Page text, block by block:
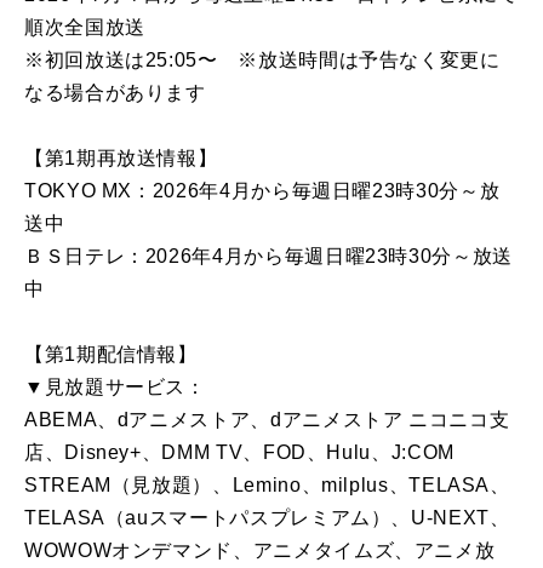
順次全国放送
※初回放送は25:05〜 ※放送時間は予告なく変更に
なる場合があります
【第1期再放送情報】
TOKYO MX：2026年4月から毎週日曜23時30分～放
送中
ＢＳ日テレ：2026年4月から毎週日曜23時30分～放送
中
【第1期配信情報】
▼見放題サービス：
ABEMA、dアニメストア、dアニメストア ニコニコ支
店、Disney+、DMM TV、FOD、Hulu、J:COM
STREAM（見放題）、Lemino、milplus、TELASA、
TELASA（auスマートパスプレミアム）、U-NEXT、
WOWOWオンデマンド、アニメタイムズ、アニメ放